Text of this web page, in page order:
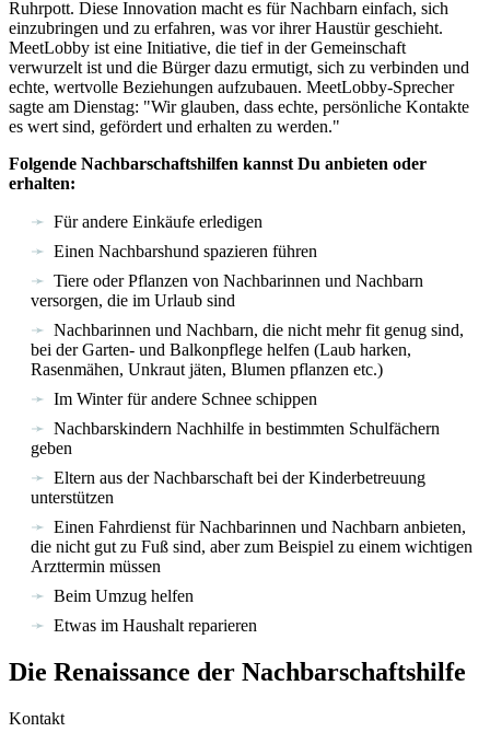
Ruhrpott. Diese Innovation macht es für Nachbarn einfach, sich
einzubringen und zu erfahren, was vor ihrer Haustür geschieht.
MeetLobby ist eine Initiative, die tief in der Gemeinschaft
verwurzelt ist und die Bürger dazu ermutigt, sich zu verbinden und
echte, wertvolle Beziehungen aufzubauen. MeetLobby-Sprecher
sagte am Dienstag: "Wir glauben, dass echte, persönliche Kontakte
es wert sind, gefördert und erhalten zu werden."
Folgende Nachbarschaftshilfen kannst Du anbieten oder
erhalten:
Für andere Einkäufe erledigen
Einen Nachbarshund spazieren führen
Tiere oder Pflanzen von Nachbarinnen und Nachbarn
versorgen, die im Urlaub sind
Nachbarinnen und Nachbarn, die nicht mehr fit genug sind,
bei der Garten- und Balkonpflege helfen (Laub harken,
Rasenmähen, Unkraut jäten, Blumen pflanzen etc.)
Im Winter für andere Schnee schippen
Nachbarskindern Nachhilfe in bestimmten Schulfächern
geben
Eltern aus der Nachbarschaft bei der Kinderbetreuung
unterstützen
Einen Fahrdienst für Nachbarinnen und Nachbarn anbieten,
die nicht gut zu Fuß sind, aber zum Beispiel zu einem wichtigen
Arzttermin müssen
Beim Umzug helfen
Etwas im Haushalt reparieren
Die Renaissance der Nachbarschaftshilfe
Kontakt